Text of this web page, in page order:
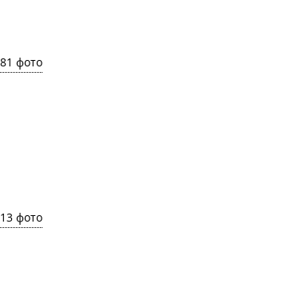
фото
фото